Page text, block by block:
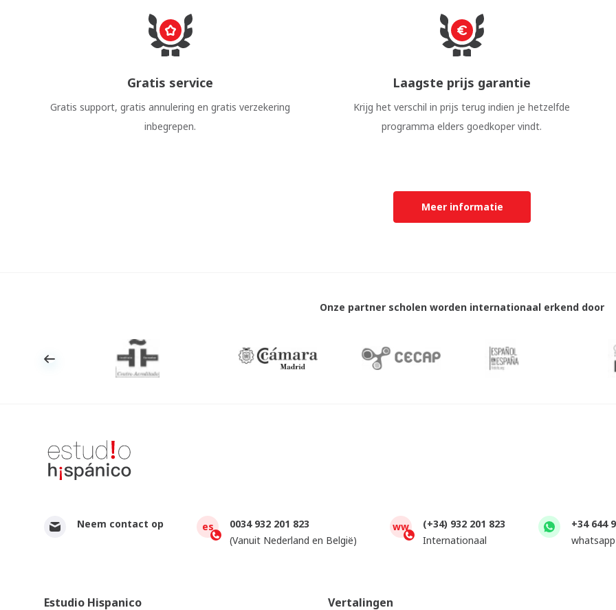
Gratis service
Gratis support, gratis annulering en gratis verzekering
inbegrepen.
Laagste prijs garantie
Krijg het verschil in prijs terug indien je hetzelfde
programma elders goedkoper vindt.
Meer informatie
Onze partner scholen worden internationaal erkend door
Neem contact op es
0034 932 201 823
(Vanuit Nederland en België)
ww
(+34) 932 201 823
Internationaal
+34 644
whatsapp
Estudio Hispanico Vertalingen